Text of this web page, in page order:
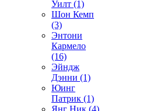
Уилт (1)
Шон Кемп
(3)
Энтони
Кармело
(16)
Эйндж
Дэнни (1)
Юинг
Патрик (1)
Янг Ник (4)